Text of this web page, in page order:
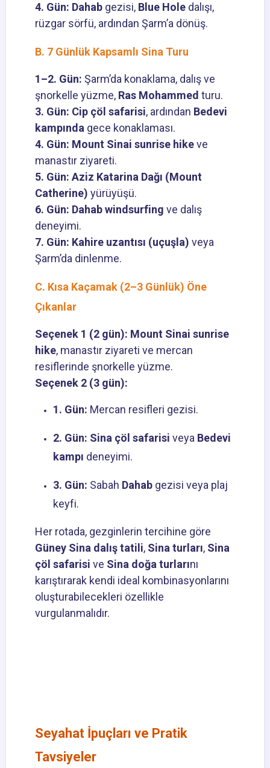
4. Gün: Dahab gezisi, Blue Hole dalışı,
rüzgar sörfü, ardından Şarm’a dönüş.
B. 7 Günlük Kapsamlı Sina Turu
1–2. Gün: Şarm’da konaklama, dalış ve
şnorkelle yüzme, Ras Mohammed turu.
3. Gün: Cip çöl safarisi, ardından Bedevi
kampında gece konaklaması.
4. Gün: Mount Sinai sunrise hikeve
manastır ziyareti.
5. Gün: Aziz Katarina Dağı (Mount
Catherine) yürüyüşü.
6. Gün: Dahab windsurfing ve dalış
deneyimi.
7. Gün: Kahire uzantısı (uçuşla) veya
Şarm’da dinlenme.
C. Kısa Kaçamak (2–3 Günlük) Öne
Çıkanlar
Seçenek 1 (2 gün): Mount Sinai sunrise
hike, manastır ziyareti ve mercan
resiflerinde şnorkelle yüzme.
Seçenek 2 (3 gün):
1. Gün: Mercan resifleri gezisi.
2. Gün: Sina çöl safarisi veya Bedevi
kampı deneyimi.
3. Gün: Sabah Dahab gezisi veya plaj
keyfi.
Her rotada, gezginlerin tercihine göre
Güney Sina dalış tatili, Sina turları, Sina
çöl safarisi ve Sina doğa turlarını
karıştırarak kendi ideal kombinasyonlarını
oluşturabilecekleri özellikle
vurgulanmalıdır.
Seyahat İpuçları ve Pratik
Tavsiyeler